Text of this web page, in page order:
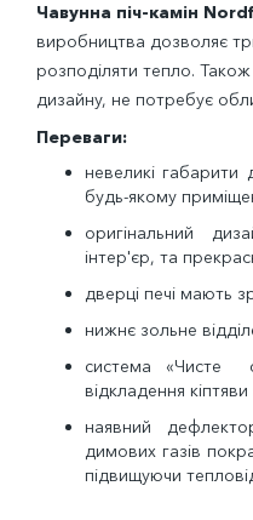
Чавунна піч-камін
виробництва дозволяє
розподіляти тепло.
дизайну, не потребує
Переваги:
невеликі габарити
будь-якому
оригінальний
інтер'єр, та
дверці печі мають
нижнє зольне
система «Чисте
відкладення
наявний
димових газів
підвищуючи